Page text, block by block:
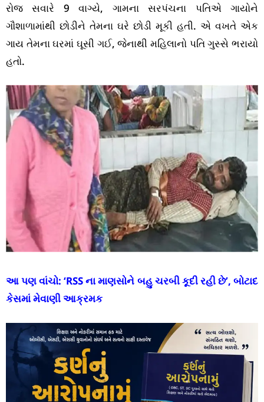
રોજ સવારે 9 વાગ્યે, ગામના સરપંચના પતિએ ગાયોને
ગૌશાળામાંથી છોડીને તેમના ઘરે છોડી મૂકી હતી. એ વખતે એક
ગાય તેમના ઘરમાં ઘૂસી ગઈ, જેનાથી મહિલાનો પતિ ગુસ્સે ભરાયો
હતો.
આ પણ વાંચો:‘RSS ના માણસોને બહુ ચરબી કૂદી રહી છે’, બોટાદ
કેસમાં મેવાણી આક્રમક